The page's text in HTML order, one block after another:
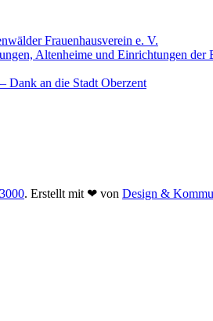
Frauenhausverein e. V.
Altenheime und Einrichtungen der
Dank an die Stadt Oberzent
. Erstellt mit ❤ von Design &